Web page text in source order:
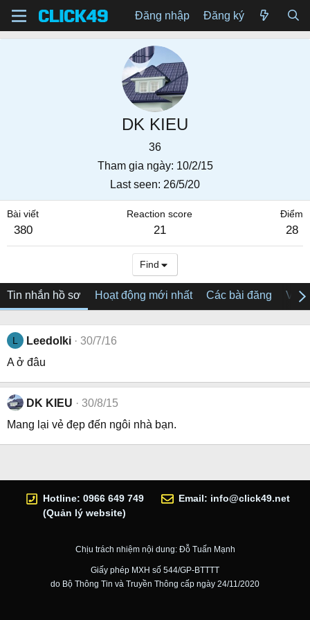
Đăng nhập Đăng ký
DK KIEU
36
Tham gia ngày 10/2/15
Last seen 26/5/20
Bài viết
380
Reaction score
21
Điểm
28
Find
Tin nhắn hồ sơ Hoạt động mới nhất Các bài đăng Về
L Leedolki
30/7/16
A ở đâu
DK KIEU
30/8/15
Mang lại vẻ đẹp đến ngôi nhà bạn.
Hotline: 0966 649 749
(Quản lý website)
Email: info@click49.net
Chịu trách nhiệm nội dung: Đỗ Tuấn Mạnh
Giấy phép MXH số 544/GP-BTTTT
do Bộ Thông Tin và Truyền Thông cấp ngày 24/11/2020